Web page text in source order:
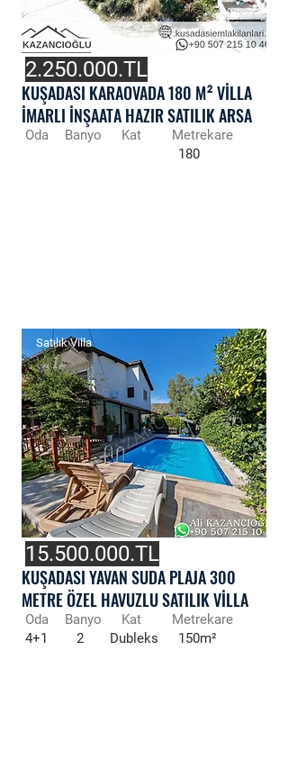
2.250.000.TL
KUŞADASI KARAOVADA 180 M² VİLLA
İMARLI İNŞAATA HAZIR SATILIK ARSA
Oda Banyo Kat
Metrekare
180
Satılık Villa
15.500.000.TL
KUŞADASI YAVAN SUDA PLAJA 300
METRE ÖZEL HAVUZLU SATILIK VİLLA
Oda
4+1
Banyo
2
Kat
Dubleks
Metrekare
150m²